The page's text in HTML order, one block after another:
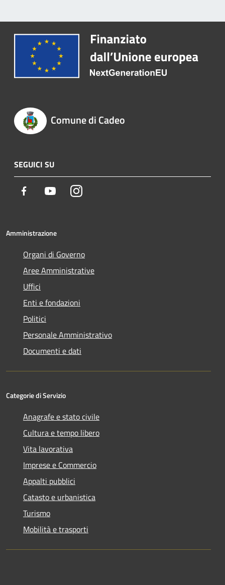
Comune di Cadeo
SEGUICI SU
Facebook YoutubeInstagram
Amministrazione
Organi di Governo
Aree Amministrative
Uffici
Enti e fondazioni
Politici
Personale Amministrativo
Documenti e dati
Categorie di Servizio
Anagrafe e stato civile
Cultura e tempo libero
Vita lavorativa
Imprese e Commercio
Appalti pubblici
Catasto e urbanistica
Turismo
Mobilità e trasporti